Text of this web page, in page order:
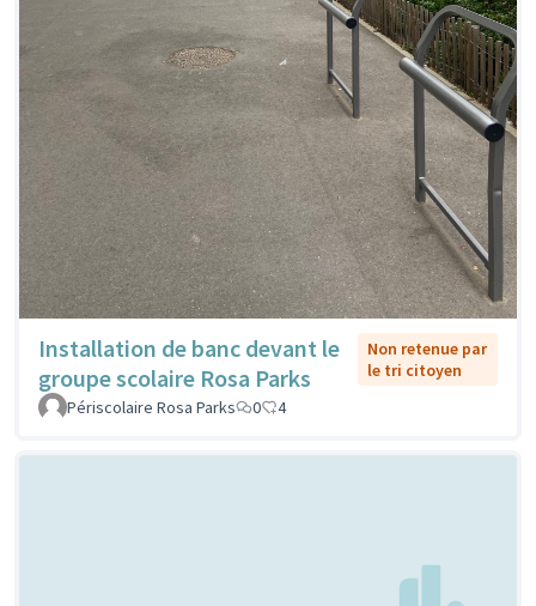
Installation de banc devant le
groupe scolaire Rosa Parks
Non retenue par
le tri citoyen
Périscolaire Rosa Parks
0 4